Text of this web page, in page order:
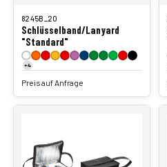
8245B_20
Schlüsselband/Lanyard
"Standard"
+4
Preis auf Anfrage